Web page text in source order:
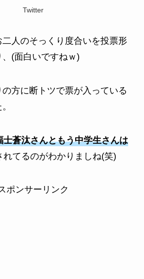
Twitter
人のそっくり度合いを投票形
(面白いですねｗ)
方に断トツで票が入っている
士蒼汰さんともう中学生さんは
れてるのがわかりましね(笑)
ポンサーリンク